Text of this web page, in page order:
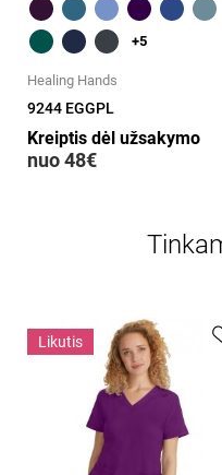
+5
Healing Hands
9244 EGGPL
Kreiptis dėl užsakymo
nuo 48€
Likutis